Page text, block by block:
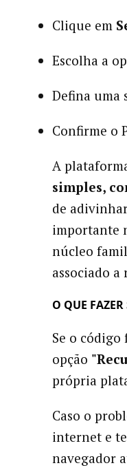
Clique em
Escolha a
Defina uma
Confirme o
A
simples,
de
importante
núcleo
associado
O QUE
Se o código
opção
própria
Caso o
internet e
navegador